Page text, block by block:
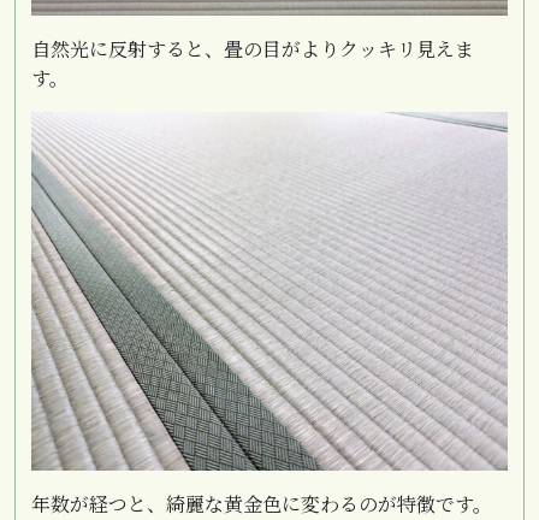
自然光に反射すると、畳の目がよりクッキリ見えま
す。
年数が経つと、綺麗な黄金色に変わるのが特徴です。